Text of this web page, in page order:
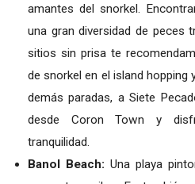
amantes del snorkel.
una gran diversidad de peces
sitios sin prisa te
de snorkel en el island
demás paradas, a Siete
desde Coron Town y
tranquilidad.
Banol Beach: Una playa